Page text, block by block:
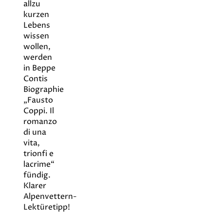
allzu
kurzen
Lebens
wissen
wollen,
werden
in Beppe
Contis
Biographie
„Fausto
Coppi. Il
romanzo
di una
vita,
trionfi e
lacrime“
fündig.
Klarer
Alpenvettern-
Lektüretipp!